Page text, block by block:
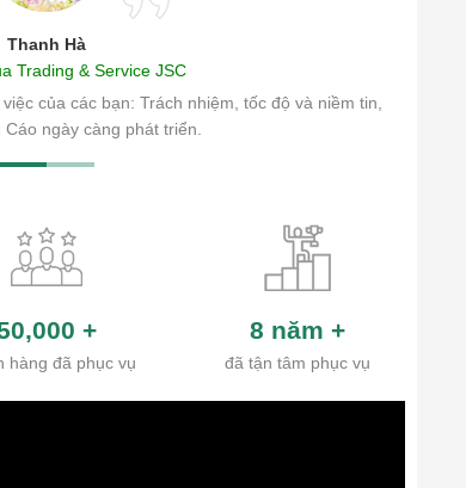
Thanh Hà
Trading & Service JSC
của các bạn: Trách nhiệm, tốc độ và niềm tin,
ngày càng phát triển.
+
hàng đã phục vụ
8 năm +
đã tận tâm phục vụ